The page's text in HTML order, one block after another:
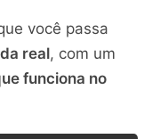
você passa
real, com um
funciona no